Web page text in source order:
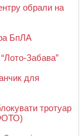
обрали на
БпЛА
Забава”
для
тротуар